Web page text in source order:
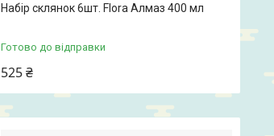
Набір склянок 6шт. Flora Алмаз 400 мл
Готово до відправки
525 ₴